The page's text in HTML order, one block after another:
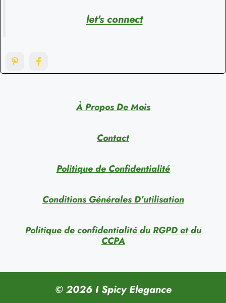
let's connect
À Propos De Mois
Contact
Politique de Confidentialité
Conditions Générales D’utilisation
Politique de confidentialité du RGPD et du
CCPA
© 2026 I Spicy Elegance